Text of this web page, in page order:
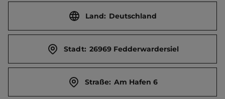
Land: Deutschland
Stadt: 26969 Fedderwardersiel
Straße: Am Hafen 6